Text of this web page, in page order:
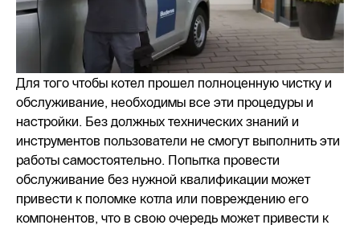
Для того чтобы котел прошел полноценную чистку и
обслуживание, необходимы все эти процедуры и
настройки. Без должных технических знаний и
инструментов пользователи не смогут выполнить эти
работы самостоятельно. Попытка провести
обслуживание без нужной квалификации может
привести к поломке котла или повреждению его
компонентов, что в свою очередь может привести к